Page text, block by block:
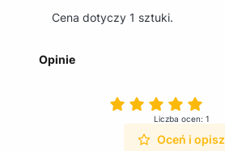
Cena dotyczy 1 sztuki.
Opinie
Liczba ocen: 1
Oceń i opisz